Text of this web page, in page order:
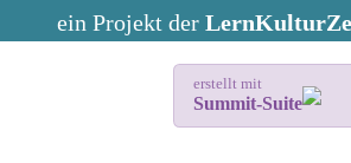
ein Projekt der
erstellt mit
Summit-Suite